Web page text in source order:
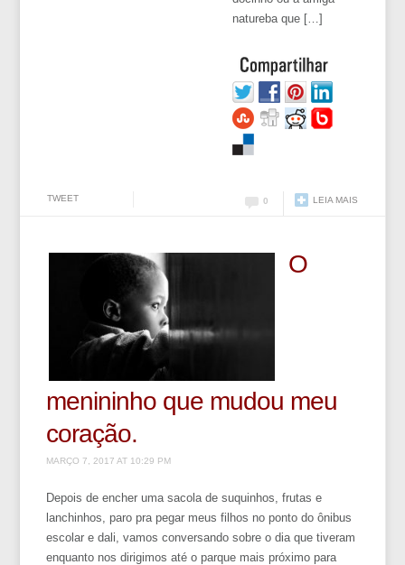
natureba que […]
TWEET LEIA MAIS
0
O
menininho que mudou meu
coração.
MARÇO 7, 2017 AT 10:29 PM
Depois de encher uma sacola de suquinhos, frutas e
lanchinhos, paro pra pegar meus filhos no ponto do ônibus
escolar e dali, vamos conversando sobre o dia que tiveram
enquanto nos dirigimos até o parque mais próximo para